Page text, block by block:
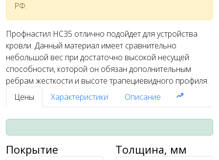
РФ.
Профнастил НС35 отлично подойдет для устройства
кровли. Данный материал имеет сравнительно
небольшой вес при достаточно высокой несущей
способности, которой он обязан дополнительным
рёбрам жесткости и высоте трапециевидного профиля.
Цены
Характеристики Описание
Покрытие Толщина, мм